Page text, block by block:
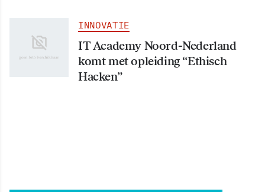
INNOVATIE
IT Academy Noord-Nederland
komt met opleiding “Ethisch
Hacken”